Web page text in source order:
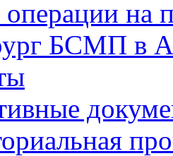
на
БСМП в